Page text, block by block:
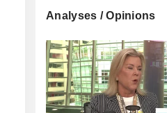
Analyses / Opinions